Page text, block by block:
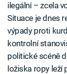
ilegální – zcela
Situace je dnes
výpady proti
kontrolní
politické scéně
ložiska ropy leží